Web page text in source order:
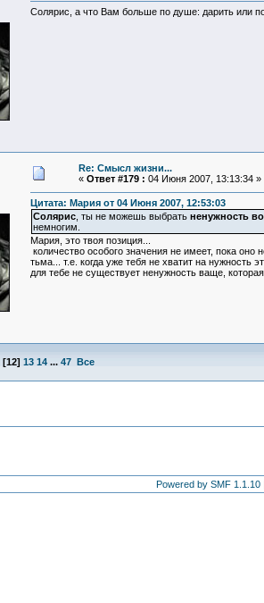
Солярис, а что Вам больше по душе: дарить или
Re: Смысл жизни...
« Ответ #179 : 04 Июня 2007, 13:13:34 »
Цитата: Мария от 04 Июня 2007, 12:53:03
Солярис, ты не можешь выбрать ненужность
немногим.
Мария, это твоя позиция...
количество особого значения не имеет, пока оно
тьма... т.е. когда уже тебя не хватит на нужность
для тебе не существует ненужность ваще,
[12] 13 14 ... 47 Все
Powered by SMF 1.1.10